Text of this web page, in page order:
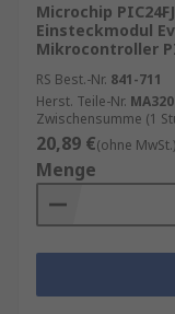
Microchip
Einsteckmodul
Mikrocontroller
RS Best.-Nr. 841-711
Herst. Teile-Nr.
Zwischensumme (1
20,89 €(ohne MwSt.)
Menge